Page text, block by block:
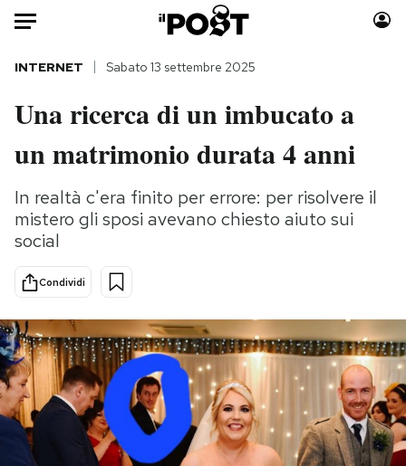
Auto
HOME
Italia
Politica
Tecnologia
Scienza
Economia
Sport
Moda
Consumismi
Storie/Idee
Altrecose
Mondiali calcio 2026
PODCAST
INTERNET Sabato 13 settembre 2025
Una ricerca di un imbucato a
un matrimonio durata 4 anni
In realtà c'era finito per errore: per risolvere il
mistero gli sposi avevano chiesto aiuto sui
social
Condividi